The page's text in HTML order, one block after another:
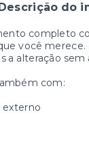
do
completo
você merece.
a alteração sem
com:
externo